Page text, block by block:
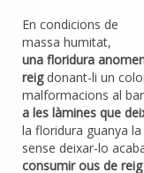
En condicions de
massa humitat,
una floridura
reigdonant-li un
malformacions al
a les làmines que
la floridura guanya
sense deixar-lo
consumir ous de